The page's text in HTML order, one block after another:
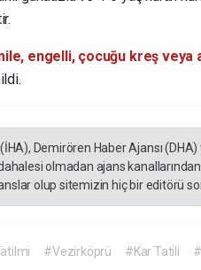
engelli, çocuğu kreş
Demirören Haber Ajansı
olmadan ajans
olup sitemizin hiç bir editörü
#Vezirköprü #Kar Tatili